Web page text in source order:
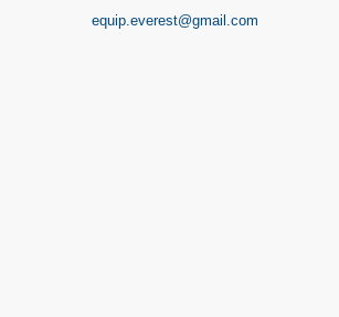
equip.everest@gmail.com